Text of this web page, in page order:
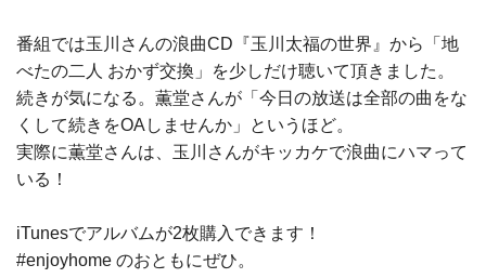
番組では玉川さんの浪曲CD『玉川太福の世界』から「地
べたの二人 おかず交換」を少しだけ聴いて頂きました。
続きが気になる。薫堂さんが「今日の放送は全部の曲をな
くして続きをOAしませんか」というほど。
実際に薫堂さんは、玉川さんがキッカケで浪曲にハマって
いる！
iTunesでアルバムが2枚購入できます！
#enjoyhome のおともにぜひ。